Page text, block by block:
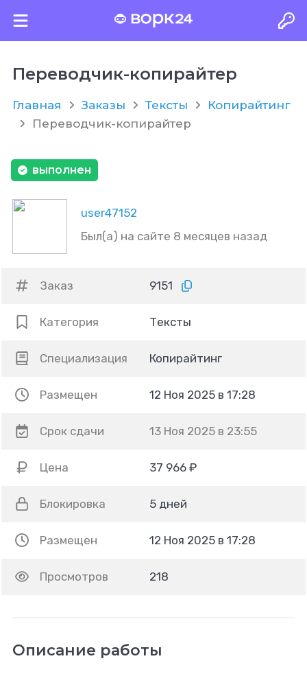
Переводчик-копирайтер
Главная Заказы Тексты
Копирайтинг
Переводчик-копирайтер
user47152
Был(а) на сайте 8 месяцев назад
выполнен
Заказ 9151
Категория Тексты
Специализация Копирайтинг
Размещен 12 Ноя 2025 в 17:28
Срок сдачи 13 Ноя 2025 в 23:55
Цена 37 966 ₽
Блокировка 5 дней
Размещен 12 Ноя 2025 в 17:28
Просмотров 218
Описание работы